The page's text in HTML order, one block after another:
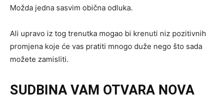
Možda jedna sasvim obična odluka.
Ali upravo iz tog trenutka mogao bi krenuti niz pozitivnih
promjena koje će vas pratiti mnogo duže nego što sada
možete zamisliti.
SUDBINA VAM OTVARA NOVA